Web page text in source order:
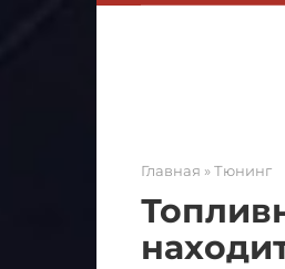
Главная » Тюнинг